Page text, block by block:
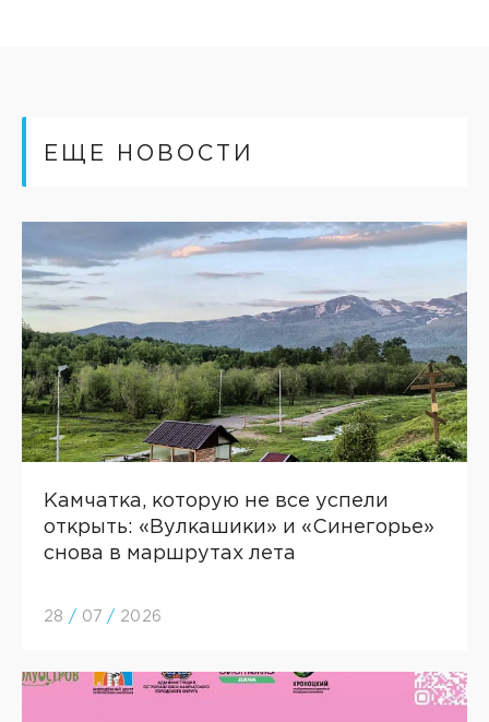
ЕЩЕ НОВОСТИ
Камчатка, которую не все успели
открыть: «Вулкашики» и «Синегорье»
снова в маршрутах лета
28 / 07 / 2026